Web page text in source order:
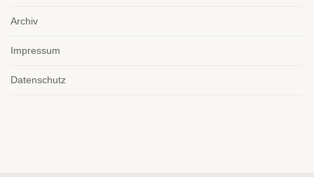
Archiv
Impressum
Datenschutz